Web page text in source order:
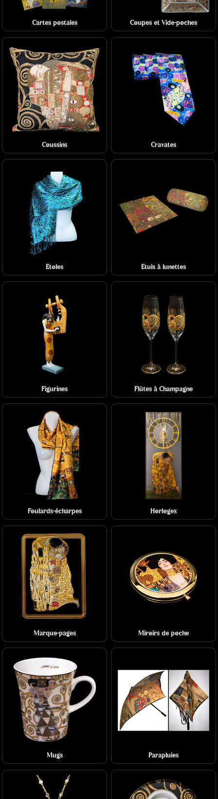
Cartes postales Coupes et Vide-poches
Coussins Cravates
Etoles Etuis à lunettes
Figurines Flûtes à Champagne
Foulards-écharpes Horloges
Marque-pages Miroirs de poche
Mugs Parapluies